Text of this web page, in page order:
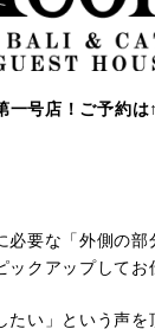
一号店！ご予約は
必要な「外側の部
ックアップしてお
たい」という声